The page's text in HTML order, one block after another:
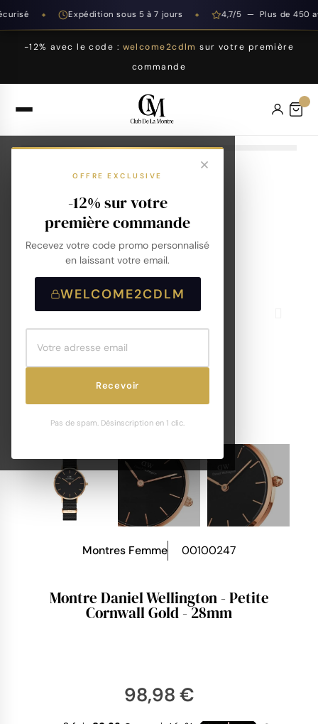
Expédition sous 5 à 7 jours 4,7/5 — Plus de 450
-12% avec le code : welcome2cdlm sur votre première
commande
OFFRE EXCLUSIVE
-12% sur votre
première commande
Recevez votre code promo personnalisé
en laissant votre email.
WELCOME2CDLM
Recevoir
Pas de spam. Désinscription en 1 clic.
Montres Femme 00100247
Montre Daniel Wellington - Petite
Cornwall Gold - 28mm
98,98 €